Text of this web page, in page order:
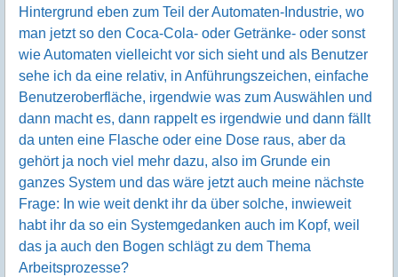
Hintergrund eben zum Teil der Automaten-Industrie, wo
man jetzt so den Coca-Cola- oder Getränke- oder sonst
wie Automaten vielleicht vor sich sieht und als Benutzer
sehe ich da eine relativ, in Anführungszeichen, einfache
Benutzeroberfläche, irgendwie was zum Auswählen und
dann macht es, dann rappelt es irgendwie und dann fällt
da unten eine Flasche oder eine Dose raus, aber da
gehört ja noch viel mehr dazu, also im Grunde ein
ganzes System und das wäre jetzt auch meine nächste
Frage: In wie weit denkt ihr da über solche, inwieweit
habt ihr da so ein Systemgedanken auch im Kopf, weil
das ja auch den Bogen schlägt zu dem Thema
Arbeitsprozesse?